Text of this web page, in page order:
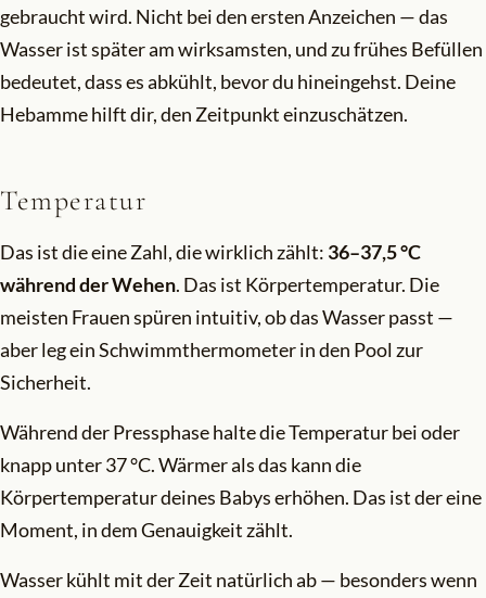
gebraucht wird. Nicht bei den ersten Anzeichen — das
Wasser ist später am wirksamsten, und zu frühes Befüllen
bedeutet, dass es abkühlt, bevor du hineingehst. Deine
Hebamme hilft dir, den Zeitpunkt einzuschätzen.
Temperatur
Das ist die eine Zahl, die wirklich zählt: 36–37,5 °C
während der Wehen. Das ist Körpertemperatur. Die
meisten Frauen spüren intuitiv, ob das Wasser passt —
aber leg ein Schwimmthermometer in den Pool zur
Sicherheit.
Während der Pressphase halte die Temperatur bei oder
knapp unter 37 °C. Wärmer als das kann die
Körpertemperatur deines Babys erhöhen. Das ist der eine
Moment, in dem Genauigkeit zählt.
Wasser kühlt mit der Zeit natürlich ab — besonders wenn